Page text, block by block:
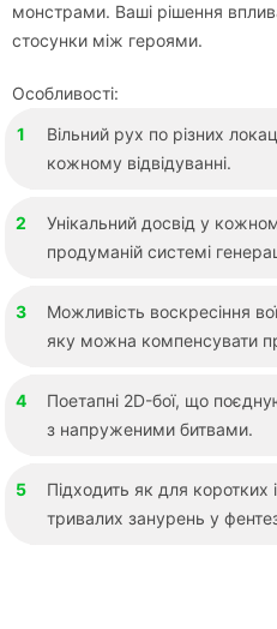
монстрами. Ваші рішення
стосунки між героями.
Особливості:
Вільний рух по різних
кожному відвідуванні.
Унікальний досвід у
продуманій системі
Можливість воскресіння
яку можна компенсувати
Поетапні 2D-бої, що
з напруженими битвами.
Підходить як для коротких
тривалих занурень у